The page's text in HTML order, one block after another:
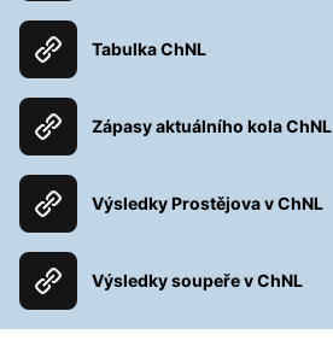
Tabulka ChNL
Zápasy aktuálního kola ChNL
Výsledky Prostějova v ChNL
Výsledky soupeře v ChNL